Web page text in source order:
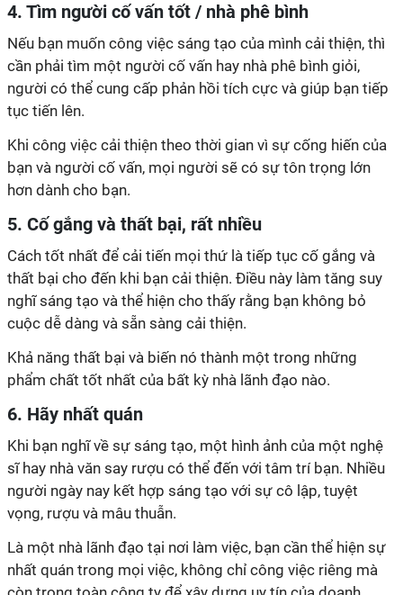
4. Tìm người cố vấn tốt / nhà phê bình
Nếu bạn muốn công việc sáng tạo của mình cải thiện, thì
cần phải tìm một người cố vấn hay nhà phê bình giỏi,
người có thể cung cấp phản hồi tích cực và giúp bạn tiếp
tục tiến lên.
Khi công việc cải thiện theo thời gian vì sự cống hiến của
bạn và người cố vấn, mọi người sẽ có sự tôn trọng lớn
hơn dành cho bạn.
5. Cố gắng và thất bại, rất nhiều
Cách tốt nhất để cải tiến mọi thứ là tiếp tục cố gắng và
thất bại cho đến khi bạn cải thiện. Điều này làm tăng suy
nghĩ sáng tạo và thể hiện cho thấy rằng bạn không bỏ
cuộc dễ dàng và sẵn sàng cải thiện.
Khả năng thất bại và biến nó thành một trong những
phẩm chất tốt nhất của bất kỳ nhà lãnh đạo nào.
6. Hãy nhất quán
Khi bạn nghĩ về sự sáng tạo, một hình ảnh của một nghệ
sĩ hay nhà văn say rượu có thể đến với tâm trí bạn. Nhiều
người ngày nay kết hợp sáng tạo với sự cô lập, tuyệt
vọng, rượu và mâu thuẫn.
Là một nhà lãnh đạo tại nơi làm việc, bạn cần thể hiện sự
nhất quán trong mọi việc, không chỉ công việc riêng mà